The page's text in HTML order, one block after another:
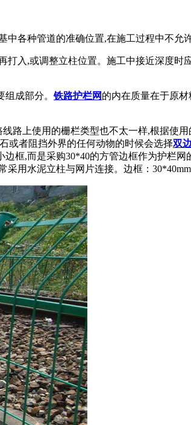
各种管道的准确位置,在施工过程中不允
入,或调整立柱位置。施工中接近深度
成部分。 铁路护栏网的内在质量在于原
路上使用的栅栏类型也不太一样,根据使
或者阻挡外界的任何动物的时候会选择双
框,而是采购30*40的方管边框作为护栏
用水泥立柱与网片连接。边框：